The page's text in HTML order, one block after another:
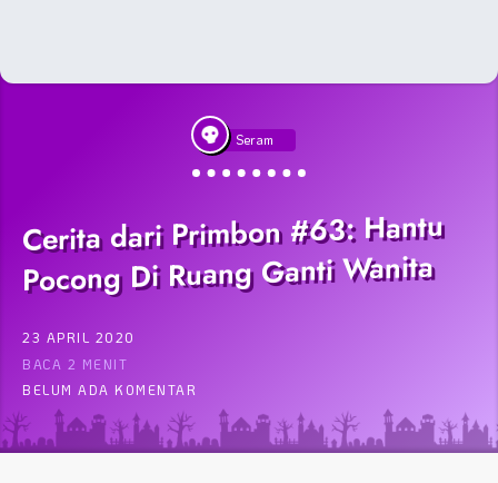
Seram
Cerita dari Primbon #63: Hantu
Pocong Di Ruang Ganti Wanita
23 APRIL 2020
BACA 2 MENIT
BELUM ADA KOMENTAR